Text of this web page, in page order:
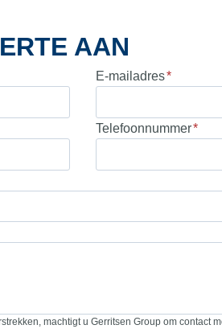
AAN
E-mailadres*
Telefoonnummer*
machtigt u Gerritsen Group om contact